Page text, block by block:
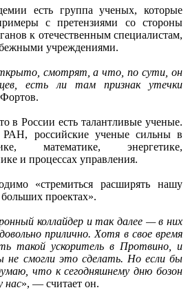
есть группа ученых, которые
с претензиями со стороны
к отечественным специалистам,
учреждениями.
смотрят, а что, по сути, он
есть ли там признак утечки
в России есть талантливые ученые.
РАН, российские ученые сильны в
математике, энергетике,
и процессах управления.
«стремиться расширять нашу
проектах».
коллайдер и так далее — в них
прилично. Хотя в свое время
такой ускоритель в Протвино, и
не смогли это сделать. Но если бы
что к сегодняшнему дню бозон
нас», — считает он.